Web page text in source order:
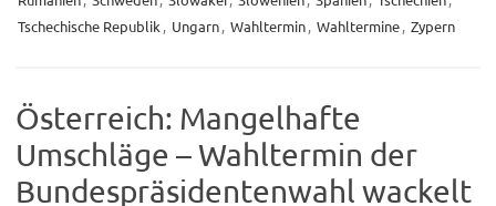
Tschechische Republik , Ungarn, Wahltermin, Wahltermine, Zypern
Österreich: Mangelhafte
Umschläge – Wahltermin der
Bundespräsidentenwahl wackelt